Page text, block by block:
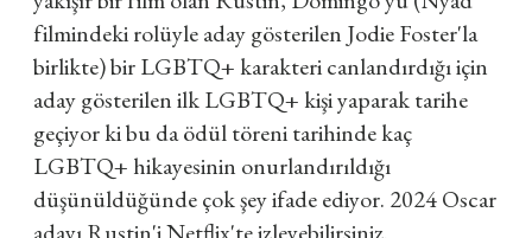
filmindeki rolüyle aday gösterilen Jodie Foster'la
birlikte) bir LGBTQ+ karakteri canlandırdığı için
aday gösterilen ilk LGBTQ+ kişi yaparak tarihe
geçiyor ki bu da ödül töreni tarihinde kaç
LGBTQ+ hikayesinin onurlandırıldığı
düşünüldüğünde çok şey ifade ediyor. 2024 Oscar